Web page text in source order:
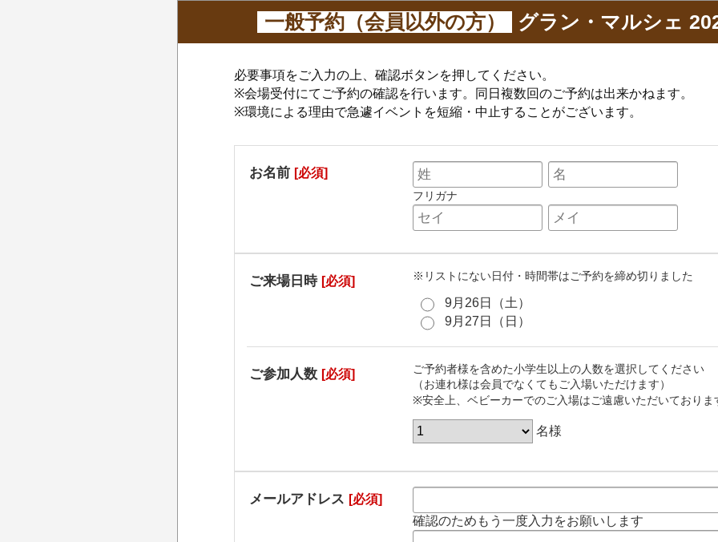
一般予約（会員以外の方） グラン・マルシェ
必要事項をご入力の上、確認ボタンを押してください。
※会場受付にてご予約の確認を行います。同日複数回のご予約は出来かねます。
※環境による理由で急遽イベントを短縮・中止することがございます。
お名前[必須]
フリガナ
ご来場日時[必須] ※リストにない日付・時間帯はご予約を締め切りました
9月26日（土）
9月27日（日）
ご参加人数[必須]
ご予約者様を含めた小学生以上の人数を選択してください
（お連れ様は会員でなくてもご入場いただけます）
※安全上、ベビーカーでのご入場はご遠慮いただいておりま
名様
メールアドレス[必須]
確認のためもう一度入力をお願いします